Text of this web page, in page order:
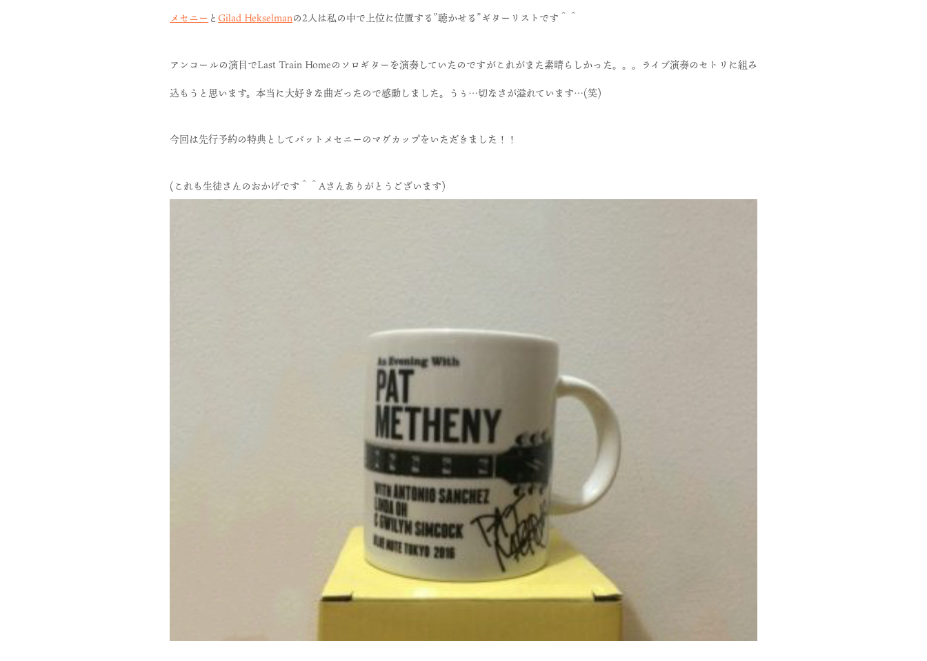
メセニー とGilad Hekselmanの2人は私の中で上位に位置する”聴かせる”ギターリストです＾＾
アンコールの演目でLast Train Homeのソロギターを演奏していたのですがこれがまた素晴らしかった。。。ライブ演奏のセトリに組み
込もうと思います。本当に大好きな曲だったので感動しました。うぅ…切なさが溢れています…(笑)
今回は先行予約の特典としてパットメセニーのマグカップをいただきました！！
(これも生徒さんのおかげです＾＾Aさんありがとうございます)